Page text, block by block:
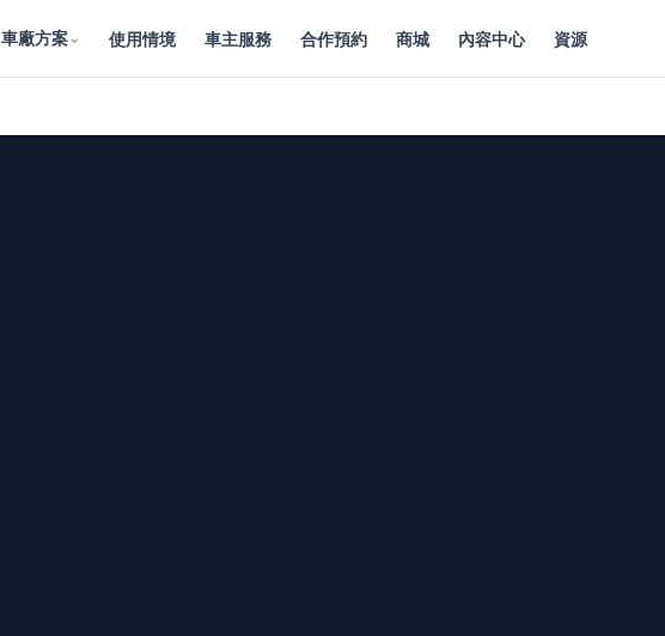
車廠方案⌄ 使用情境 車主服務 合作預約 商城 內容中心 資源